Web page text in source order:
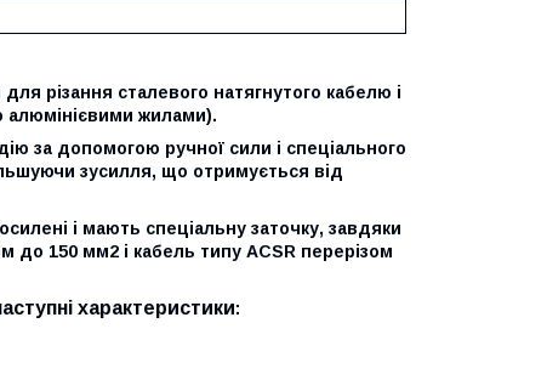
різання сталевого натягнутого кабелю і
алюмінієвими жилами).
за допомогою ручної сили і спеціального
зусилля, що отримується від
і мають спеціальну заточку, завдяки
до 150 мм2 і кабель типу ACSR перерізом
характеристики: